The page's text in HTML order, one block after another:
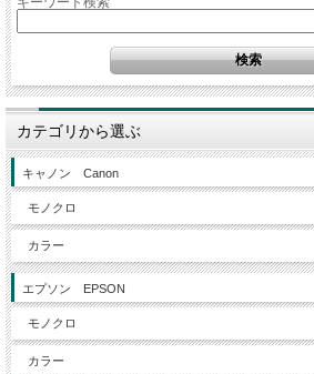
カテゴリから選ぶ
キャノン Canon
モノクロ
カラー
エプソン EPSON
モノクロ
カラー